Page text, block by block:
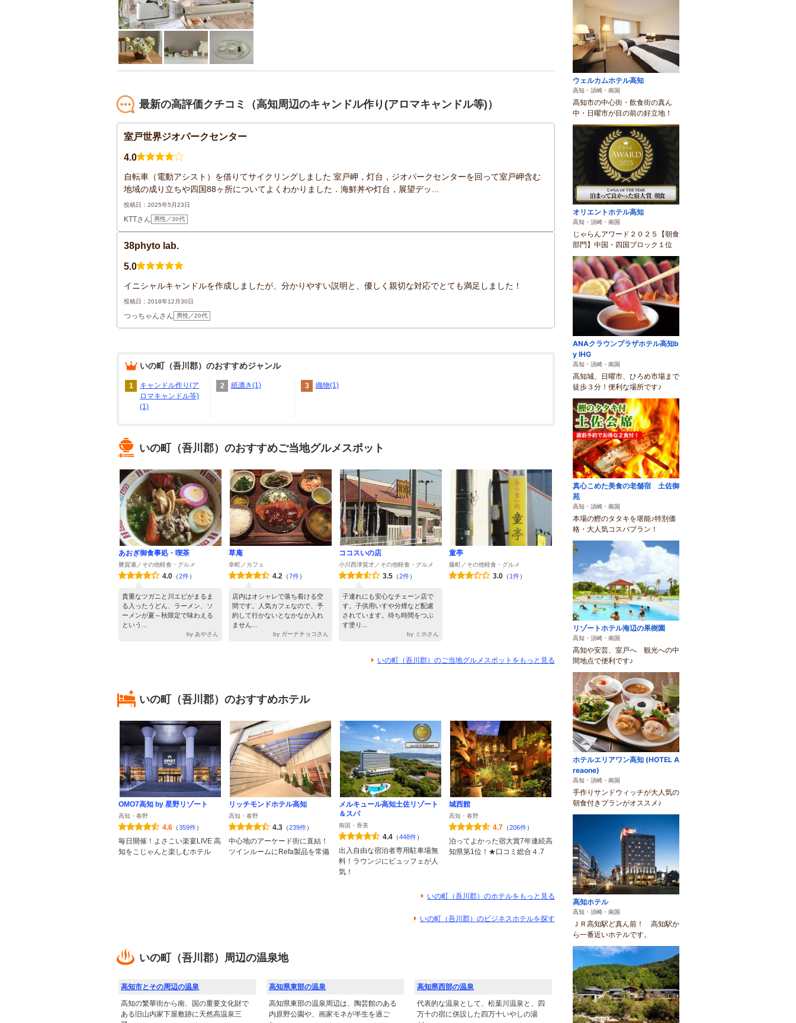
最新の高評価クチコミ（高知周辺のキャンドル作り(アロマキャンドル等)）
室戸世界ジオパークセンター
4.0
自転車（電動アシスト）を借りてサイクリングしました 室戸岬，灯台，ジオパークセンターを回って室戸岬含む
地域の成り立ちや四国88ヶ所についてよくわかりました．海鮮丼や灯台，展望デッ...
投稿日：2025年5月23日
KTTさん 男性／30代
38phyto lab.
5.0
イニシャルキャンドルを作成しましたが、分かりやすい説明と、優しく親切な対応でとても満足しました！
投稿日：2018年12月30日
つっちゃんさん 男性／20代
いの町（吾川郡） のおすすめジャンル
1
キャンドル作り(ア
ロマキャンドル等)
(1)
2 紙漉き(1) 3 織物(1)
いの町（吾川郡）のおすすめご当地グルメスポット
あおぎ御食事処・喫茶
勝賀瀬／その他軽食・グルメ
4.0 （2件）
貴重なツガニと川エビがまるま
る入ったうどん、ラーメン、ソ
ーメンが夏～秋限定で味わえる
という...
by あやさん
草庵
幸町／カフェ
4.2 （7件）
店内はオシャレで落ち着ける空
間です。人気カフェなので、予
約して行かないとなかなか入れ
ません...
by ガーナチョコさん
ココスいの店
小川西津賀才／その他軽食・グルメ
3.5 （2件）
子連れにも安心なチェーン店で
す。子供用いすや分煙など配慮
されています。待ち時間をつぶ
す塗り...
by ミホさん
童亭
藤町／その他軽食・グルメ
3.0 （ 1件）
いの町（吾川郡）のご当地グルメスポットをもっと見る
いの町（吾川郡）のおすすめホテル
OMO7高知 by 星野リゾート
高知・春野
4.6 （359件）
毎日開催！よさこい楽宴LIVE 高
知をこじゃんと楽しむホテル
リッチモンドホテル高知
高知・春野
4.3 （239件）
中心地のアーケード街に直結！
ツインルームにRefa製品を常備
メルキュール高知土佐リゾート
＆スパ
南国・香美
4.4 （448件）
出入自由な宿泊者専用駐車場無
料！ラウンジにビュッフェが人
気！
城西館
高知・春野
4.7 （206件）
泊ってよかった宿大賞7年連続高
知県第1位！★口コミ総合４.7
いの町（吾川郡）のホテルをもっと見る
いの町（吾川郡）のビジネスホテルを探す
いの町（吾川郡）周辺の温泉地
高知市とその周辺の温泉
高知の繁華街から南、国の重要文化財で
ある旧山内家下屋敷跡に天然高温泉三
高知県東部の温泉
高知県東部の温泉周辺は、陶芸館のある
内原野公園や、画家モネが半生を過ご
高知県西部の温泉
代表的な温泉として、松葉川温泉と、四
万十の宿に併設した四万十いやしの湯
ウェルカムホテル高知
高知・須崎・南国
高知市の中心街・飲食街の真ん
中・日曜市が目の前の好立地！
オリエントホテル高知
高知・須崎・南国
じゃらんアワード２０２５【朝食
部門】中国・四国ブロック１位
ANAクラウンプラザホテル高知b
y IHG
高知・須崎・南国
高知城、日曜市、ひろめ市場まで
徒歩３分！便利な場所です♪
真心こめた美食の老舗宿 土佐御
苑
高知・須崎・南国
本場の鰹のタタキを堪能♪特別価
格・大人気コスパプラン！
リゾートホテル海辺の果樹園
高知・須崎・南国
高知や安芸、室戸へ 観光への中
間地点で便利です♪
ホテルエリアワン高知 (HOTEL A
reaone)
高知・須崎・南国
手作りサンドウィッチが大人気の
朝食付きプランがオススメ♪
高知ホテル
高知・須崎・南国
ＪＲ高知駅ど真ん前！ 高知駅か
ら一番近いホテルです。